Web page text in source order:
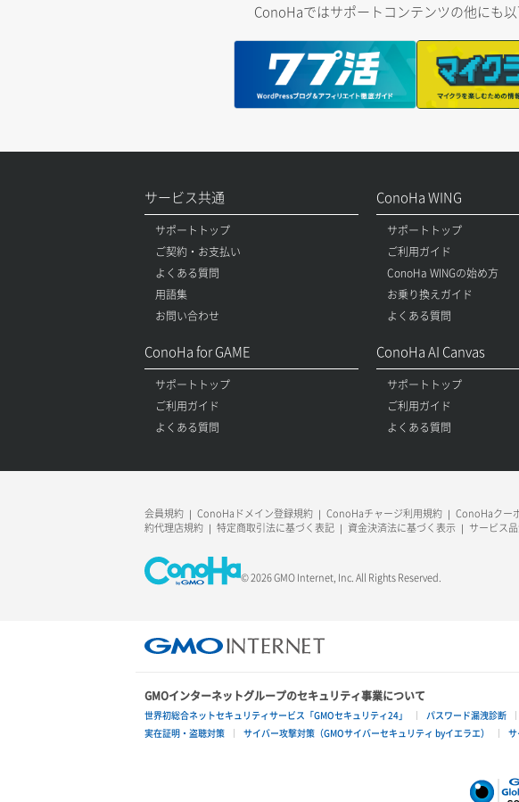
ConoHaではサポートコンテンツの他にも
サービス共通
サポートトップ
ご契約・お支払い
よくある質問
用語集
お問い合わせ
ConoHa WING
サポートトップ
ご利用ガイド
ConoHa WINGの始め方
お乗り換えガイド
よくある質問
ConoHa for GAME
サポートトップ
ご利用ガイド
よくある質問
ConoHa AI Canvas
サポートトップ
ご利用ガイド
よくある質問
会員規約 ConoHaドメイン登録規約 ConoHaチャージ利用規約 ConoHaクー
約代理店規約
特定商取引法に基づく表記 資金決済法に基づく表示 サービス
© 2026 GMO Internet, Inc. All Rights Reserved.
GMOインターネットグループのセキュリティ事業について
世界初総合ネットセキュリティサービス「GMOセキュリティ24」 パスワード漏洩診断
実在証明・盗聴対策
サイバー攻撃対策（GMOサイバーセキュリティ byイエラエ）